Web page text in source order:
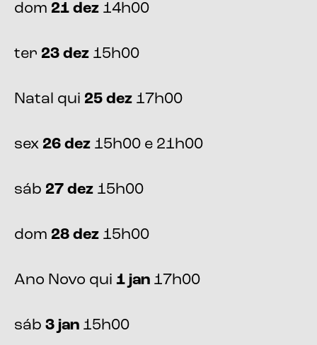
dom 21 dez 14h00
ter 23 dez 15h00
Natal qui 25 dez 17h00
sex 26 dez 15h00 e 21h00
sáb 27 dez 15h00
dom 28 dez 15h00
Ano Novo qui 1 jan 17h00
sáb 3 jan 15h00